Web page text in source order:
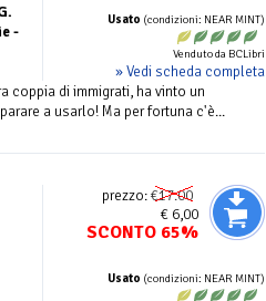
Usato (condizioni: NEAR MINT)
Venduto da BCLibri
» Vedi scheda completa
-
coppia di immigrati, ha vinto un
a usarlo! Ma per fortuna c'è...
prezzo:€17.00
€ 6,00
SCONTO 65%
Usato (condizioni: NEAR MINT)